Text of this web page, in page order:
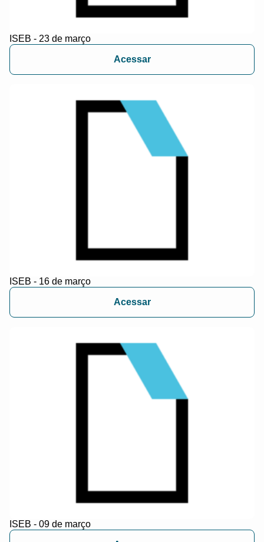
ISEB - 23 de março
Acessar
ISEB - 16 de março
Acessar
ISEB - 09 de março